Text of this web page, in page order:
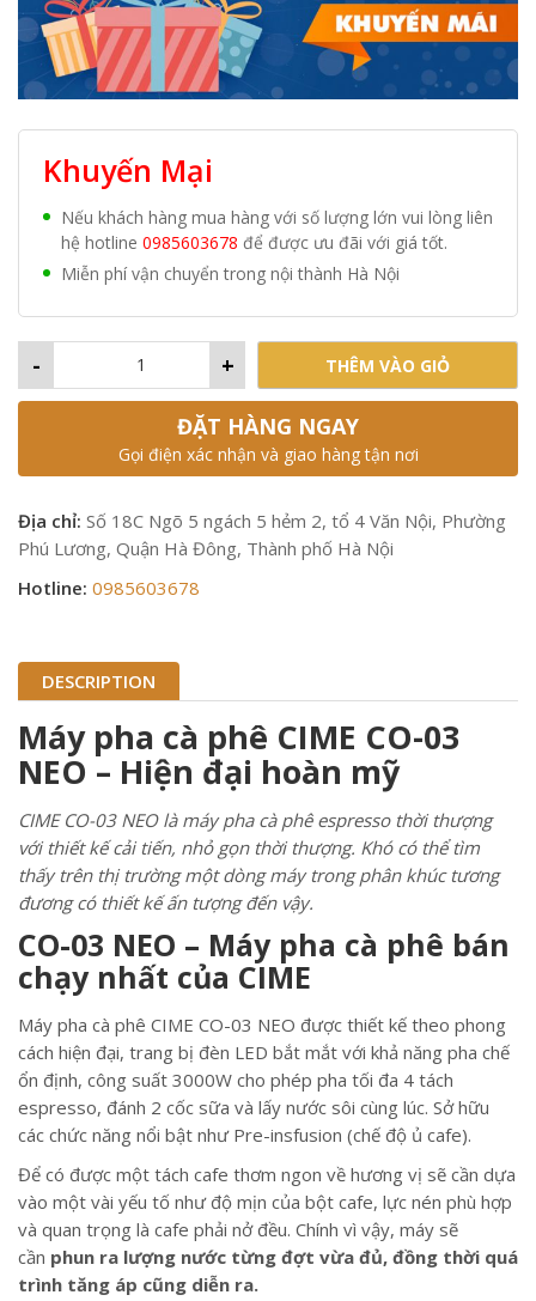
Khuyến Mại
Nếu khách hàng mua hàng với số lượng lớn vui lòng liên
hệ hotline 0985603678 để được ưu đãi với giá tốt.
Miễn phí vận chuyển trong nội thành Hà Nội
+
- THÊM VÀO GIỎ
ĐẶT HÀNG NGAY
Gọi điện xác nhận và giao hàng tận nơi
Địa chỉ: Số 18C Ngõ 5 ngách 5 hẻm 2, tổ 4 Văn Nội, Phường
Phú Lương, Quận Hà Đông, Thành phố Hà Nội
Hotline: 0985603678
DESCRIPTION
Máy pha cà phê CIME CO-03
NEO – Hiện đại hoàn mỹ
CIME CO-03 NEO là máy pha cà phê espresso thời thượng
với thiết kế cải tiến, nhỏ gọn thời thượng. Khó có thể tìm
thấy trên thị trường một dòng máy trong phân khúc tương
đương có thiết kế ấn tượng đến vậy.
CO-03 NEO – Máy pha cà phê bán
chạy nhất của CIME
Máy pha cà phê CIME CO-03 NEO được thiết kế theo phong
cách hiện đại, trang bị đèn LED bắt mắt với khả năng pha chế
ổn định, công suất 3000W cho phép pha tối đa 4 tách
espresso, đánh 2 cốc sữa và lấy nước sôi cùng lúc. Sở hữu
các chức năng nổi bật như Pre-insfusion (chế độ ủ cafe).
Để có được một tách cafe thơm ngon về hương vị sẽ cần dựa
vào một vài yếu tố như độ mịn của bột cafe, lực nén phù hợp
và quan trọng là cafe phải nở đều. Chính vì vậy, máy sẽ
cần phun ra lượng nước từng đợt vừa đủ, đồng thời quá
trình tăng áp cũng diễn ra.